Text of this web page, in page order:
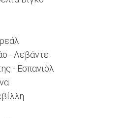
- Λεβάντε
- Εσπανιόλ